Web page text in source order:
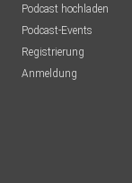
Podcast hochladen
Podcast-Events
Registrierung
Anmeldung